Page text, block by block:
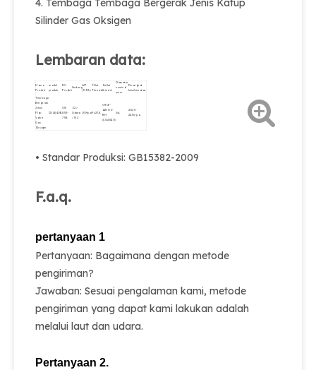
4. Tembaga Tembaga Bergerak Jenis Katup
Silinder Gas Oksigen
Lembaran data:
Nama
Produk
model
produk
ID
Produk
Sedang
WP
(MPA)
Thlet
Thread.
Outlet
thread.
Diameter
nominal
φmm.
Perangkat
keselamatan.
Tembaga
Bergerak
Jenis
Flap
Valve
Gas
Oksigen
CGA540B.
08-
853-
758.
O2 /
Udara
/ N2
15Mpa.Pz27.8.
0.903-
14NGO-
RH
(CGA540)
Φ4.
20.25-
22.5mpa.
• Standar Produksi: GB15382-2009
F.a.q.
pertanyaan 1
Pertanyaan: Bagaimana dengan metode
pengiriman?
Jawaban: Sesuai pengalaman kami, metode
pengiriman yang dapat kami lakukan adalah
melalui laut dan udara.
Pertanyaan 2.